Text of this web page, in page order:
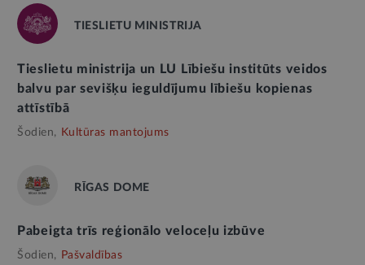
TIESLIETU MINISTRIJA
Tieslietu ministrija un LU Lībiešu institūts veidos
balvu par sevišķu ieguldījumu lībiešu kopienas
attīstībā
Šodien, Kultūras mantojums
RĪGAS DOME
Pabeigta trīs reģionālo veloceļu izbūve
Šodien, Pašvaldības